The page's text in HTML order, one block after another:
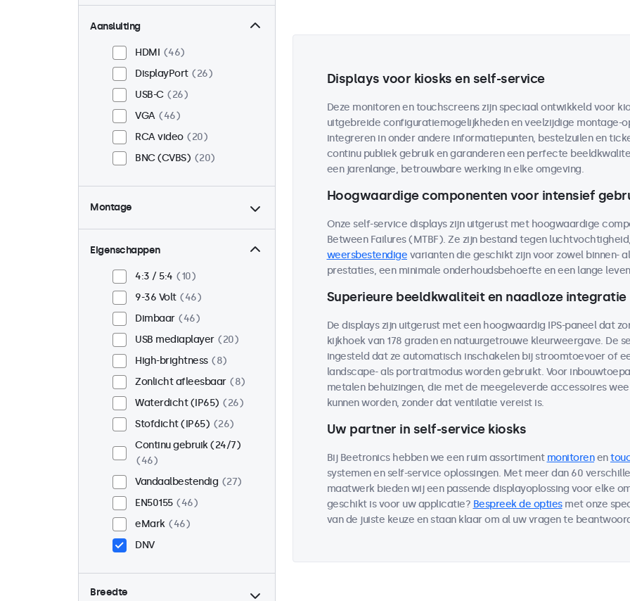
Aansluiting
HDMI
46
DisplayPort
26
USB-C
26
VGA
46
RCA video
20
BNC (CVBS)
20
Montage
Desktop
38
Wand
Panel mount
Inbouw
37
Rackmontage (19 inch)
VESA 75 x 75
28
VESA 100 x 100
Eigenschappen
4:3 / 5:4
10
9-36 Volt
46
Dimbaar
46
USB mediaplayer
20
High-brightness
8
Zonlicht afleesbaar
8
Waterdicht (IP65)
26
Stofdicht (IP65)
26
Continu gebruik (24/7)
46
Vandaalbestendig
27
EN50155
46
eMark
46
DNV
Breedte
Displays voor kiosks en self-service
Deze monitoren en touchscreens zijn speciaal ontwikkeld voor
uitgebreide configuratiemogelijkheden en veelzijdige montage-
integreren in onder andere informatiepunten, bestelzuilen en
continu publiek gebruik en garanderen een perfecte
een jarenlange, betrouwbare werking in elke omgeving.
Hoogwaardige componenten voor intensief
Onze self-service displays zijn uitgerust met hoogwaardige
Between Failures (MTBF). Ze zijn bestand tegen
weersbestendige varianten die geschikt zijn voor zowel binnen-
prestaties, een minimale onderhoudsbehoefte en een lange
Superieure beeldkwaliteit en naadloze integratie
De displays zijn uitgerust met een hoogwaardig IPS-paneel dat
kijkhoek van 178 graden en natuurgetrouwe kleurweergave. De
ingesteld dat ze automatisch inschakelen bij stroomtoevoer of
landscape- als portraitmodus worden gebruikt. Voor
metalen behuizingen, die met de meegeleverde accessoires
kunnen worden, zonder dat ventilatie vereist is.
Uw partner in self-service kiosks
Bij Beetronics hebben we een ruim assortiment monitorenen
systemen en self-service oplossingen. Met meer dan 60
maatwerk bieden wij een passende displayoplossing voor elke
geschikt is voor uw applicatie? Bespreek de optiesmet onze
van de juiste keuze en staan klaar om al uw vragen te